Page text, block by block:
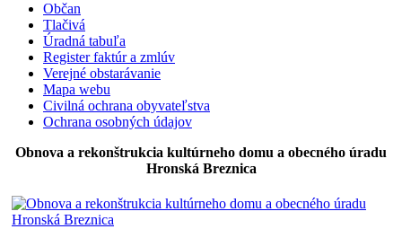
Občan
Tlačivá
Úradná tabuľa
Register faktúr a zmlúv
Verejné obstarávanie
Mapa webu
Civilná ochrana obyvateľstva
Ochrana osobných údajov
Obnova a rekonštrukcia kultúrneho domu a obecného úradu
Hronská Breznica